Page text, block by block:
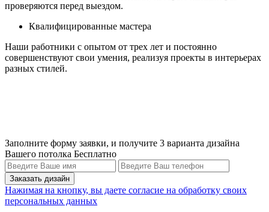
проверяются перед выездом.
Квалифицированные мастера
Наши работники с опытом от трех лет и постоянно
совершенствуют свои умения, реализуя проекты в интерьерах
разных стилей.
Заполните форму заявки, и получите 3 варианта дизайна
Вашего потолка Бесплатно
Нажимая на кнопку, вы даете согласие на обработку своих
персональных данных